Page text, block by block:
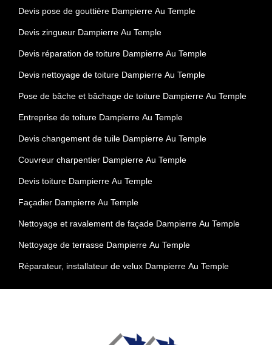
Devis pose de gouttière Dampierre Au Temple
Devis zingueur Dampierre Au Temple
Devis réparation de toiture Dampierre Au Temple
Devis nettoyage de toiture Dampierre Au Temple
Pose de bâche et bâchage de toiture Dampierre Au Temple
Entreprise de toiture Dampierre Au Temple
Devis changement de tuile Dampierre Au Temple
Couvreur charpentier Dampierre Au Temple
Devis toiture Dampierre Au Temple
Façadier Dampierre Au Temple
Nettoyage et ravalement de façade Dampierre Au Temple
Nettoyage de terrasse Dampierre Au Temple
Réparateur, installateur de velux Dampierre Au Temple